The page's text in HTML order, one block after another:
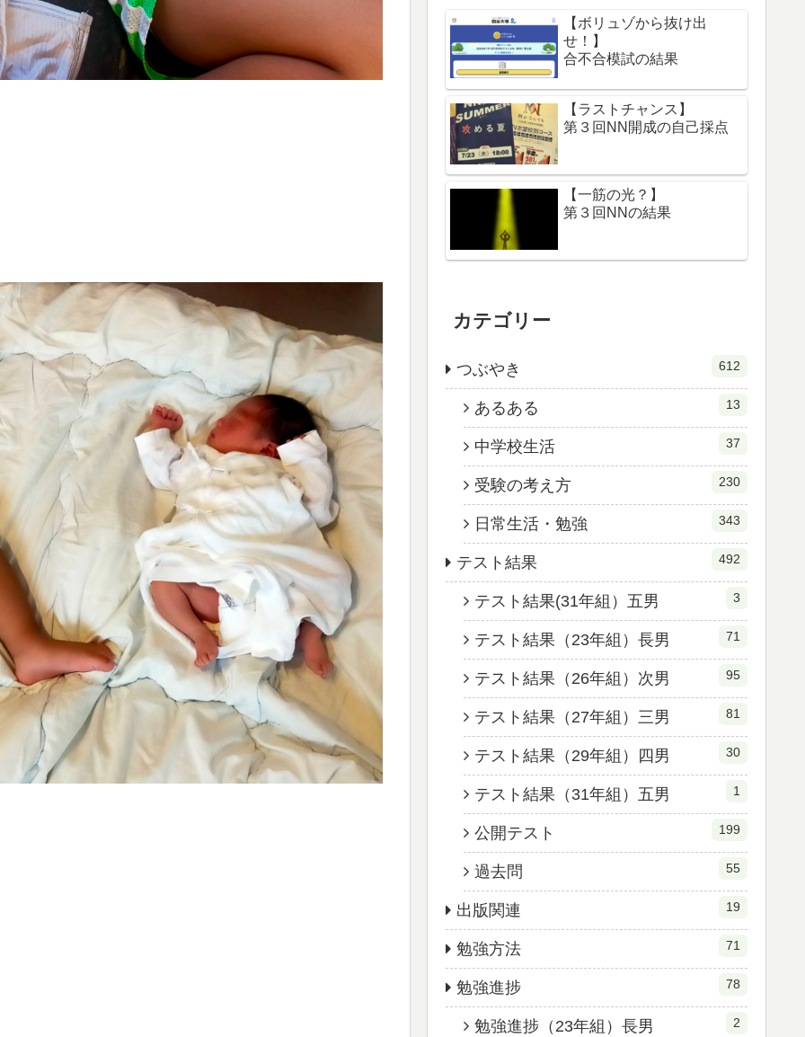
【ボリュゾから抜け出
せ！】
合不合模試の結果
【ラストチャンス】
第３回NN開成の自己採点
【一筋の光？】
第３回NNの結果
カテゴリー
つぶやき 612
あるある 13
中学校生活 37
受験の考え方 230
日常生活・勉強 343
テスト結果 492
テスト結果(31年組）五男 3
テスト結果（23年組）長男 71
テスト結果（26年組）次男 95
テスト結果（27年組）三男 81
テスト結果（29年組）四男 30
テスト結果（31年組）五男 1
公開テスト 199
過去問 55
出版関連 19
勉強方法 71
勉強進捗 78
勉強進捗（23年組）長男 2